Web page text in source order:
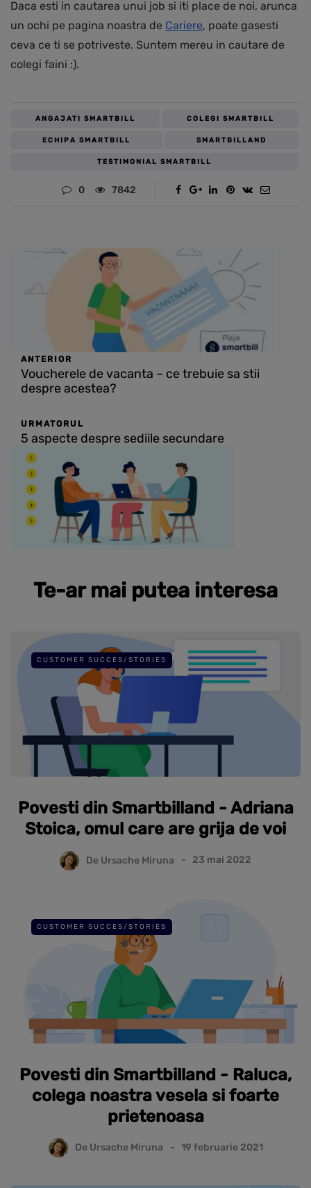
Daca esti in cautarea unui job si iti place de noi, arunca
un ochi pe pagina noastra de Cariere, poate gasesti
ceva ce ti se potriveste. Suntem mereu in cautare de
colegi faini :).
ANGAJATI SMARTBILL COLEGI SMARTBILL
ECHIPA SMARTBILL SMARTBILLAND
TESTIMONIAL SMARTBILL
0 7842
ANTERIOR
Voucherele de vacanta – ce trebuie sa stii
despre acestea?
URMATORUL
5 aspecte despre sediile secundare
Te-ar mai putea interesa
CUSTOMER SUCCES/STORIES
Povesti din Smartbilland - Adriana
Stoica, omul care are grija de voi
De Ursache Miruna 23 mai 2022
CUSTOMER SUCCES/STORIES
Povesti din Smartbilland - Raluca,
colega noastra vesela si foarte
prietenoasa
De Ursache Miruna 19 februarie 2021